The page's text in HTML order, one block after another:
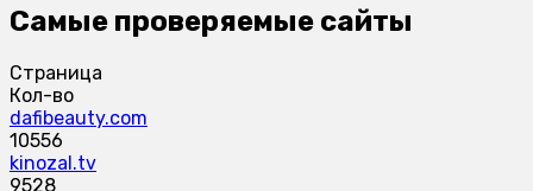
Самые проверяемые сайты
Страница
Кол-во
dafibeauty.com
10556
kinozal.tv
9528